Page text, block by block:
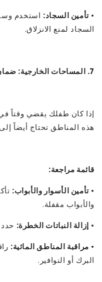
تأمين السجاد:استخدم
السجاد لمنع الانزلاق.
7. المساحات الخارجية: ضمان السلامة خارج المنزل
إذا كان طفلك يقضي وقتاً في
هذه المناطق تحتاج أيضاً إلى
قائمة مراجعة:
تأمين الأسوار والأبواب:
والأبواب مقفلة.
إزالة النباتات الخطرة:حدد
مراقبة المناطق المائية:
البرك أو النوافير.